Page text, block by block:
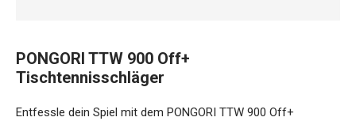
PONGORI TTW 900 Off+
Tischtennisschläger
Entfessle dein Spiel mit dem PONGORI TTW 900 Off+